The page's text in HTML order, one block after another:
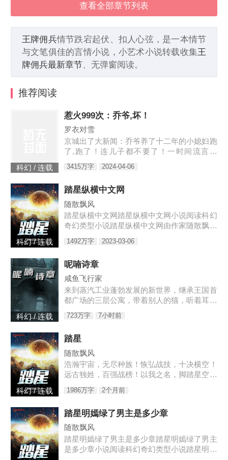
查看全部章节列表
王牌佣兵情节跌宕起伏、扣人心弦，是一本情节
与文笔俱佳的言情小说，小艺术小说转载收集王
牌佣兵最新章节、无弹窗阅读。
推荐阅读
科幻 / 连载
惹火999次：乔爷,坏！
罗衣对雪
京城出了大新闻：乔爷养了十二年的小媳妇跑
了,跑了！连儿子都不要了！一时间流言四
起：听说是乔爷技术差时间短、夫妻生活不和
谐；听说是小媳妇和别人好上了；听说是儿子
七七,爸爸说我是宠物店买的。宠物店怎么能
买到这么漂亮的儿子。叶佳期呵呵笑,明明
是……摸奖中的。小奶娃望天：……某禽兽翻
身而上：我喜欢天天摸奖。叶佳期怒：乔斯
3415万字 2024-04-06
科幻 / 连载
踏星纵横中文网
随散飘风
踏星纵横中文网踏星纵横中文网小说阅读科幻
奇幻类型小说踏星纵横中文网由作家随散飘风
跌宕起伏、扣人心弦，是一本情节与文笔俱佳
1492万字 2023-03-06
科幻 / 连载
呢喃诗章
咸鱼飞行家
来到蒸汽工业蓬勃发展的新世界，继承王国首
都广场的三层公寓，带着别人的猫，听着耳边
的呢喃之语，去见证这个诡秘而离奇的时代。
第六纪元的史诗即将开始，帷幕后，被选中者
723万字 7小时前
科幻 / 连载
踏星
随散飘风
浩瀚宇宙，无尽种族！恢弘战技，十决横空！
远古独姓，百强战榜！以我之名，脚踏星空！
看到的是一柄战刀和一具站立的尸体！！！已
1986万字 2个月前
踏星明嫣绿了男主是多少章
随散飘风
踏星明嫣绿了男主是多少章踏星明嫣绿了男主
是多少章小说阅读科幻奇幻类型小说踏星明嫣